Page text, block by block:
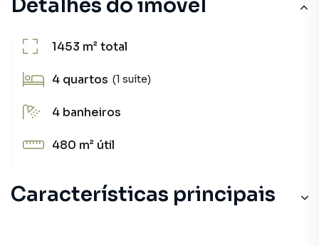
Detalhes do imóvel
1453 m²total
4 quartos (1 suíte)
4 banheiros
480 m² útil
Características principais